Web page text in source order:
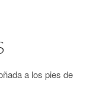
a los pies de